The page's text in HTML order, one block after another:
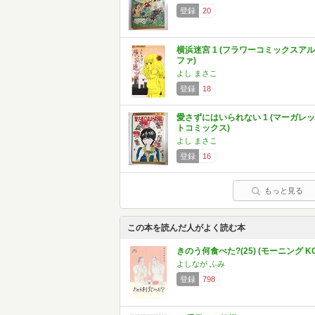
登録 20
横浜迷宮 1 (フラワーコミックスアル
ファ)
よし まさこ
登録
18
愛さずにはいられない 1 (マーガレッ
トコミックス)
よし まさこ
登録
16
もっと見る
この本を読んだ人がよく読む本
きのう何食べた?(25) (モーニング
よしなが ふみ
登録
798